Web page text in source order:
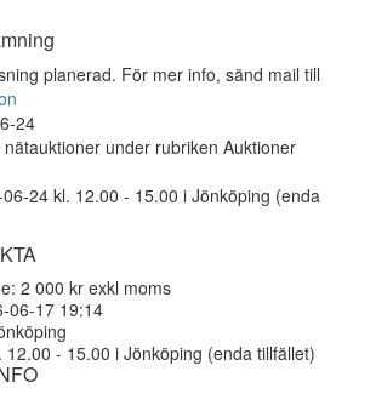
planerad. För mer info, sänd mail till
24
under rubriken Auktioner
24 kl. 12.00 - 15.00 i Jönköping (enda
2 000 kr exkl moms
06-17 19:14
12.00 - 15.00 i Jönköping (enda tillfället)